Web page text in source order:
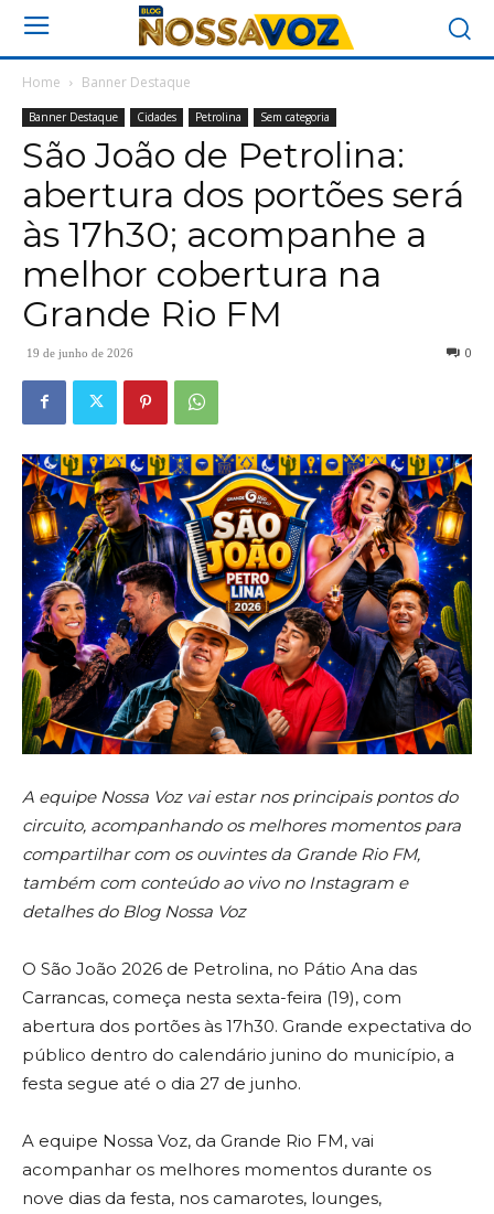
Home Banner Destaque
Banner Destaque Cidades Petrolina Sem categoria
São João de Petrolina:
abertura dos portões será
às 17h30; acompanhe a
melhor cobertura na
Grande Rio FM
19 de junho de 2026 0
A equipe Nossa Voz vai estar nos principais pontos do
circuito, acompanhando os melhores momentos para
compartilhar com os ouvintes da Grande Rio FM,
também com conteúdo ao vivo no Instagram e
detalhes do Blog Nossa Voz
O São João 2026 de Petrolina, no Pátio Ana das
Carrancas, começa nesta sexta-feira (19), com
abertura dos portões às 17h30. Grande expectativa do
público dentro do calendário junino do município, a
festa segue até o dia 27 de junho.
A equipe Nossa Voz, da Grande Rio FM, vai
acompanhar os melhores momentos durante os
nove dias da festa, nos camarotes, lounges,